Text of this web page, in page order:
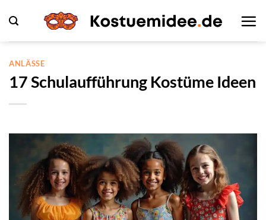
Inhalt
springen
ANLÄSSE
17 Schulaufführung Kostüme Ideen